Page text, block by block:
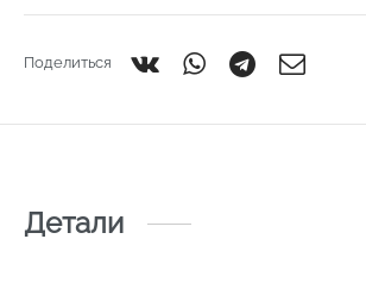
Поделиться
Детали